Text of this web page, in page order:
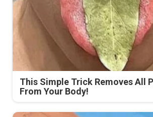
This Simple Trick Removes All
From Your Body!